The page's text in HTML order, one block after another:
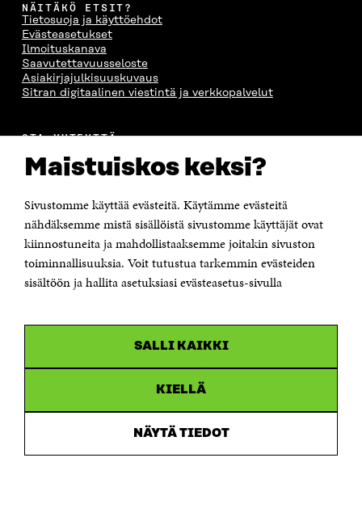
Maistuiskos keksi?
Sivustomme käyttää evästeitä. Käytämme evästeitä
nähdäksemme mistä sisällöistä sivustomme käyttäjät ovat
kiinnostuneita ja mahdollistaaksemme joitakin sivuston
toiminnallisuuksia. Voit tutustua tarkemmin evästeiden
sisältöön ja hallita asetuksiasi evästeasetus-sivulla
SALLI KAIKKI
KIELLÄ
NÄYTÄ TIEDOT
NÄITÄKÖ ETSIT?
Tietosuoja ja käyttöehdot
Evästeasetukset
Ilmoituskanava
Saavutettavuusseloste
Asiakirjajulkisuuskuvaus
Sitran digitaalinen viestintä ja verkkopalvelut
OTA YHTEYTTÄ
Itämerenkatu 11-13, PL 160,
00181 Helsinki
Puhelin +358 294 618 991
Sähköpostiosoite
Saapumisohjeet
Y-tunnus 0202132-3
uudessa
ikkunassaInstagram